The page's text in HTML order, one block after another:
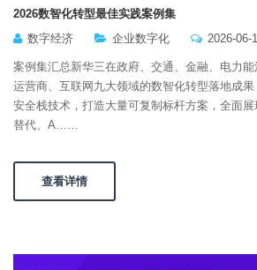
2026数智化转型最佳实践案例集
数字经济
企业数字化 2026-06-
案例集汇总新华三在政府、交通、金融、电力能
运营商、互联网九大领域的数智化转型落地成果
安全栈技术，打造大量可复制标杆方案，全面
替代、A……
查看详情